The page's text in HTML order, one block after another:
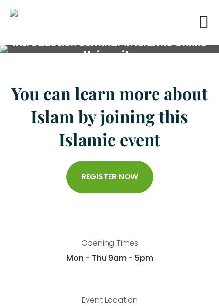
Introduction Seminar in Islamic Online
University​
You can learn more about
Islam by joining this
Islamic event
REGISTER NOW
Opening Times
Mon - Thu 9am - 5pm
Event Location